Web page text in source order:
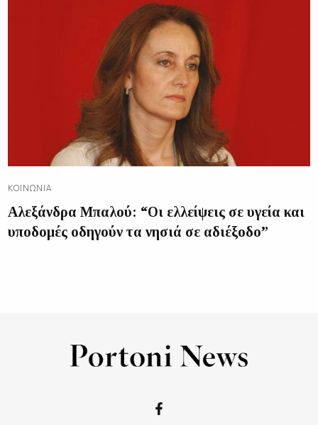
ΚΟΙΝΩΝΊΑ
Αλεξάνδρα Μπαλού: “Οι ελλείψεις σε υγεία και
υποδομές οδηγούν τα νησιά σε αδιέξοδο”